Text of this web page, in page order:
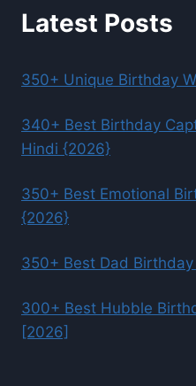
Latest Posts
350+ Unique Birthday
340+ Best Birthday
Hindi {2026}
350+ Best Emotional
{2026}
350+ Best Dad
300+ Best Hubble
[2026]